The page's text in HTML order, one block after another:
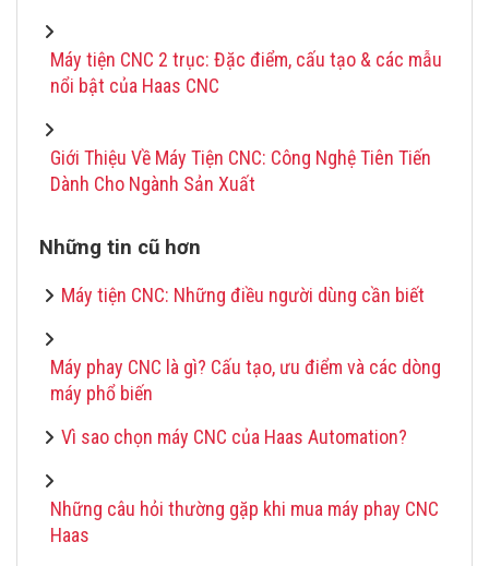
Máy tiện CNC 2 trục: Đặc điểm, cấu tạo & các mẫu
nổi bật của Haas CNC
Giới Thiệu Về Máy Tiện CNC: Công Nghệ Tiên Tiến
Dành Cho Ngành Sản Xuất
Những tin cũ hơn
Máy tiện CNC: Những điều người dùng cần biết
Máy phay CNC là gì? Cấu tạo, ưu điểm và các dòng
máy phổ biến
Vì sao chọn máy CNC của Haas Automation?
Những câu hỏi thường gặp khi mua máy phay CNC
Haas